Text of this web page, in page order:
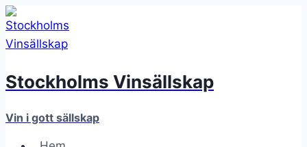
Skip
to
content
Stockholms Vinsällskap
Vin i gott sällskap